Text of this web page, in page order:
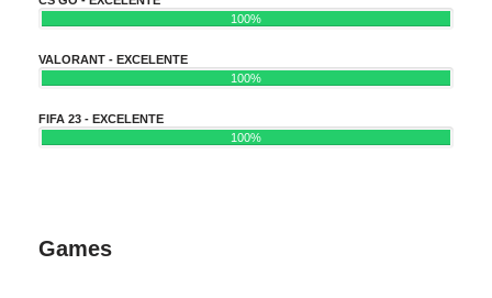
100%
VALORANT - EXCELENTE
100%
FIFA 23 - EXCELENTE
100%
Games